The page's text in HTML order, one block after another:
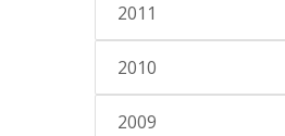
2011
2010
2009